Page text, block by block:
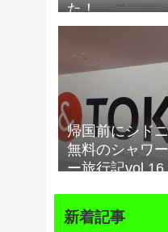
た！
帰国前にシド
無料のシャワ
ー旅行記vol.16
新着記事